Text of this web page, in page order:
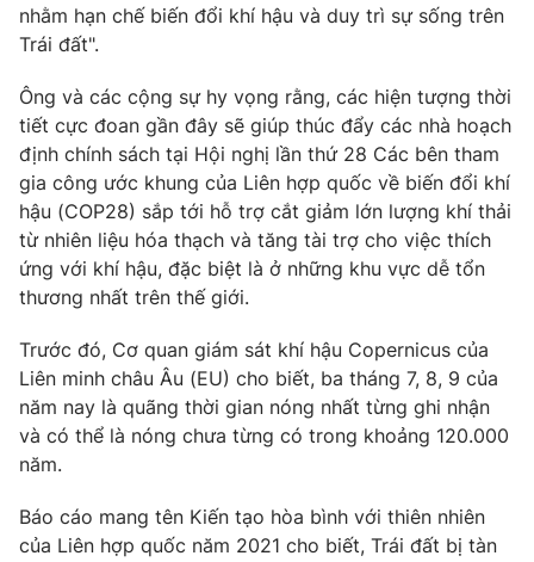
nhằm hạn chế biến đổi khí hậu và duy trì sự sống trên
Trái đất".
Ông và các cộng sự hy vọng rằng, các hiện tượng thời
tiết cực đoan gần đây sẽ giúp thúc đẩy các nhà hoạch
định chính sách tại Hội nghị lần thứ 28 Các bên tham
gia công ước khung của Liên hợp quốc về biến đổi khí
hậu (COP28) sắp tới hỗ trợ cắt giảm lớn lượng khí thải
từ nhiên liệu hóa thạch và tăng tài trợ cho việc thích
ứng với khí hậu, đặc biệt là ở những khu vực dễ tổn
thương nhất trên thế giới.
Trước đó, Cơ quan giám sát khí hậu Copernicus của
Liên minh châu Âu (EU) cho biết, ba tháng 7, 8, 9 của
năm nay là quãng thời gian nóng nhất từng ghi nhận
và có thể là nóng chưa từng có trong khoảng 120.000
năm.
Báo cáo mang tên Kiến tạo hòa bình với thiên nhiên
của Liên hợp quốc năm 2021 cho biết, Trái đất bị tàn